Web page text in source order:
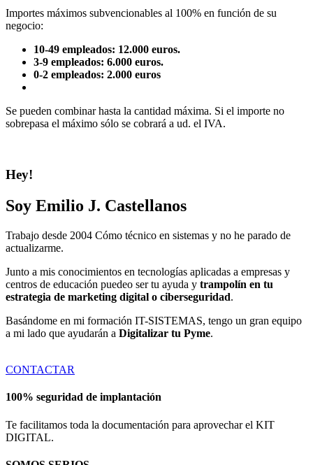
Importes máximos subvencionables al 100% en función de su
negocio:
10-49 empleados: 12.000 euros.
3-9 empleados: 6.000 euros.
0-2 empleados: 2.000 euros
Se pueden combinar hasta la cantidad máxima. Si el importe no
sobrepasa el máximo sólo se cobrará a ud. el IVA.
Hey!
Soy Emilio J. Castellanos
Trabajo desde 2004 Cómo técnico en sistemas y no he parado de
actualizarme.
Junto a mis conocimientos en tecnologías aplicadas a empresas y
centros de educación puedeo ser tu ayuda y trampolín en tu
estrategia de marketing digital o ciberseguridad.
Basándome en mi formación IT-SISTEMAS, tengo un gran equipo
a mi lado que ayudarán a Digitalizar tu Pyme.
CONTACTAR
100% seguridad de implantación
Te facilitamos toda la documentación para aprovechar el KIT
DIGITAL.